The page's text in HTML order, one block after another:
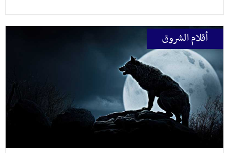
أقلام الشروق